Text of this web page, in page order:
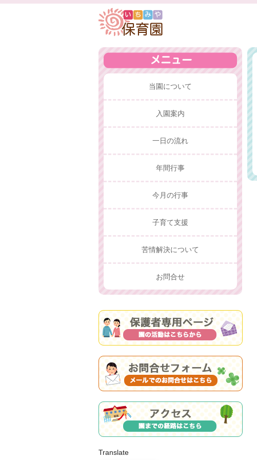
当園について
入園案内
一日の流れ
年間行事
今月の行事
子育て支援
苦情解決について
お問合せ
Translate